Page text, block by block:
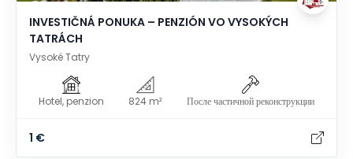
INVESTIČNÁ PONUKA – PENZIÓN VO VYSOKÝCH
TATRÁCH
Vysoké Tatry
Hotel, penzion 824 m² После частичной реконструкции
1 €